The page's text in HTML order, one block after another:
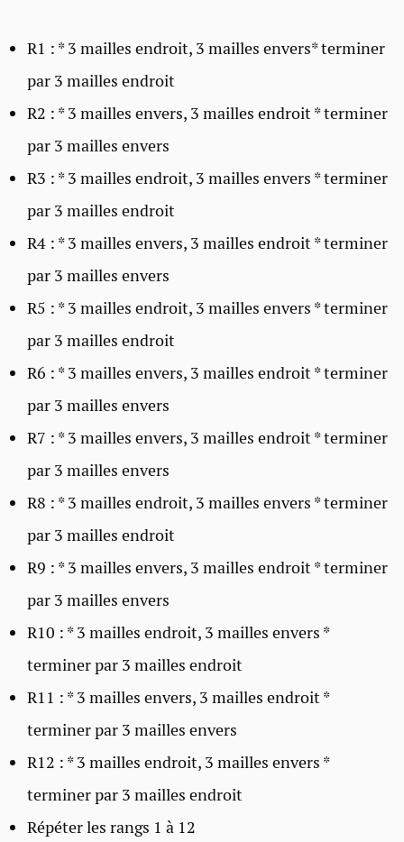
R1 : * 3 mailles endroit, 3 mailles envers* terminer
par 3 mailles endroit
R2 : * 3 mailles envers, 3 mailles endroit * terminer
par 3 mailles envers
R3 : * 3 mailles endroit, 3 mailles envers * terminer
par 3 mailles endroit
R4 : * 3 mailles envers, 3 mailles endroit * terminer
par 3 mailles envers
R5 : * 3 mailles endroit, 3 mailles envers * terminer
par 3 mailles endroit
R6 : * 3 mailles envers, 3 mailles endroit * terminer
par 3 mailles envers
R7 : * 3 mailles envers, 3 mailles endroit * terminer
par 3 mailles envers
R8 : * 3 mailles endroit, 3 mailles envers * terminer
par 3 mailles endroit
R9 : * 3 mailles envers, 3 mailles endroit * terminer
par 3 mailles envers
R10 : * 3 mailles endroit, 3 mailles envers *
terminer par 3 mailles endroit
R11 : * 3 mailles envers, 3 mailles endroit *
terminer par 3 mailles envers
R12 : * 3 mailles endroit, 3 mailles envers *
terminer par 3 mailles endroit
Répéter les rangs 1 à 12